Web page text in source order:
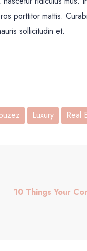
porttitor mattis.
sollicitudin et.
Luxury Real
10 Things Your